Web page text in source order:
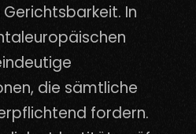
In
die sämtliche
fordern.